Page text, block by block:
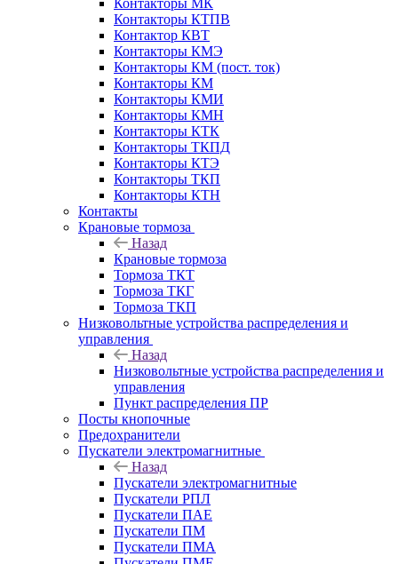
Контакторы КТПВ
Контактор КВТ
Контакторы КМЭ
Контакторы КМ (пост. ток)
Контакторы КМ
Контакторы КМИ
Контакторы КМН
Контакторы КТК
Контакторы ТКПД
Контакторы КТЭ
Контакторы ТКП
Контакторы КТН
Контакты
Крановые тормоза
Назад
Крановые тормоза
Тормоза ТКТ
Тормоза ТКГ
Тормоза ТКП
Низковольтные устройства распределения и
управления
Назад
Низковольтные устройства распределения и
управления
Пункт распределения ПР
Посты кнопочные
Предохранители
Пускатели электромагнитные
Назад
Пускатели электромагнитные
Пускатели РПЛ
Пускатели ПАЕ
Пускатели ПМ
Пускатели ПМА